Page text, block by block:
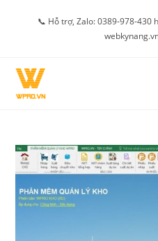
📞 Hỗ trợ, Zalo: 0389-978-430